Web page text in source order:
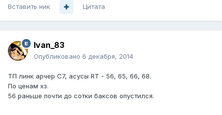
Вставить ник Цитата
Ivan_83
Опубликовано 6 декабря, 2014
ТП линк арчер С7, асусы RT - 56, 65, 66, 68.
По ценам хз.
56 раньше почти до сотки баксов опустился.